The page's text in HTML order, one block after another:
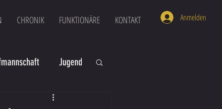
CHRONIK FUNKTIONÄRE KONTAKT Anmelden
Jugend